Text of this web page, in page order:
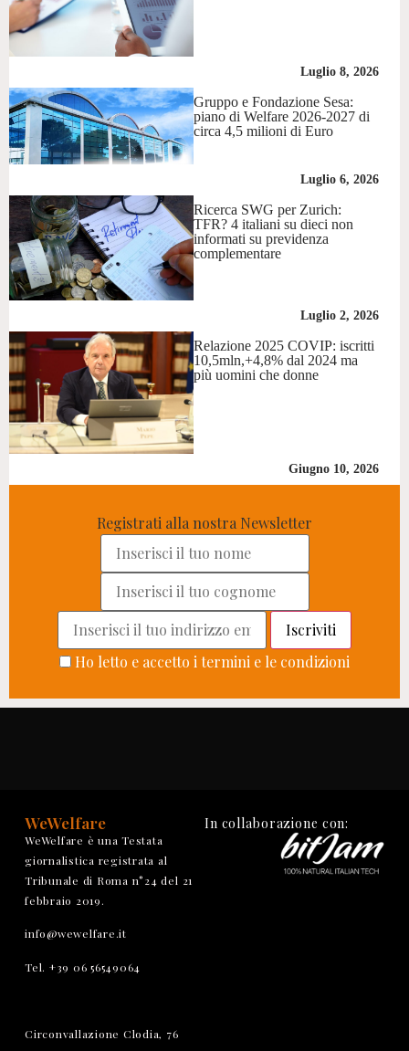
Luglio 8, 2026
Gruppo e Fondazione Sesa:
piano di Welfare 2026-2027 di
circa 4,5 milioni di Euro
Luglio 6, 2026
Ricerca SWG per Zurich:
TFR? 4 italiani su dieci non
informati su previdenza
complementare
Luglio 2, 2026
Relazione 2025 COVIP: iscritti
10,5mln,+4,8% dal 2024 ma
più uomini che donne
Giugno 10, 2026
Registrati alla nostra Newsletter
Ho letto e accetto i termini e le condizioni
WeWelfare
WeWelfare è una Testata
giornalistica registrata al
Tribunale di Roma n°24 del 21
febbraio 2019.
info@wewelfare.it
Tel. +39 06 56549064
Circonvallazione Clodia, 76
In collaborazione con: